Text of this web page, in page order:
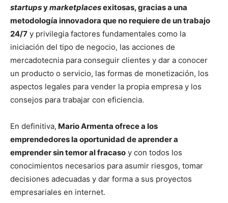
startupsymarketplacesexitosas, gracias a una
metodología innovadora que no requiere de un trabajo
24/7 y privilegia factores fundamentales como la
iniciación del tipo de negocio, las acciones de
mercadotecnia para conseguir clientes y dar a conocer
un producto o servicio, las formas de monetización, los
aspectos legales para vender la propia empresa y los
consejos para trabajar con eficiencia.
En definitiva, Mario Armenta ofrece a los
emprendedores la oportunidad de aprender a
emprender sin temor al fracaso y con todos los
conocimientos necesarios para asumir riesgos, tomar
decisiones adecuadas y dar forma a sus proyectos
empresariales en internet.